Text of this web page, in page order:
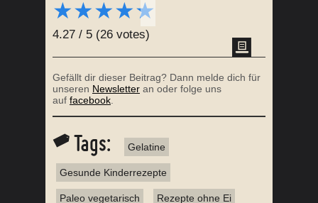
★★★★★
4.27 / 5 (26 votes)
Gefällt dir dieser Beitrag? Dann melde dich für
unseren Newsletter an oder folge uns
auf facebook
Tags: Gelatine
Gesunde Kinderrezepte
Paleo vegetarisch Rezepte ohne Ei